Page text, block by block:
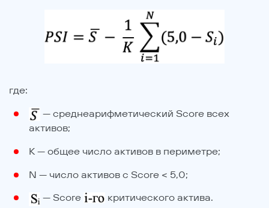
где:
— среднеарифметический Score всех
активов;
K — общее число активов в периметре;
N — число активов с Score < 5,0;
— Score
критического актива.